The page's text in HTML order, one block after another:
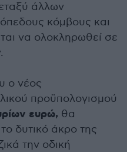
άλλων
κόμβους και
να ολοκληρωθεί σε
ο νέος
προϋπολογισμού
ευρώ, θα
δυτικό άκρο της
την οδική